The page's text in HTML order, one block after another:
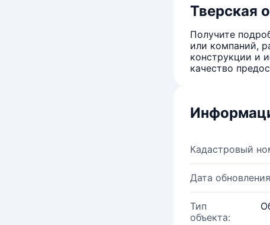
Тверская
Получите
или компаний,
конструкции и
качество
Кадастровый
Дата
Тип
объекта: